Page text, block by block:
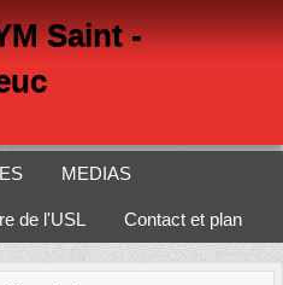
Saint -
MEDIAS
de l'USL Contact et plan